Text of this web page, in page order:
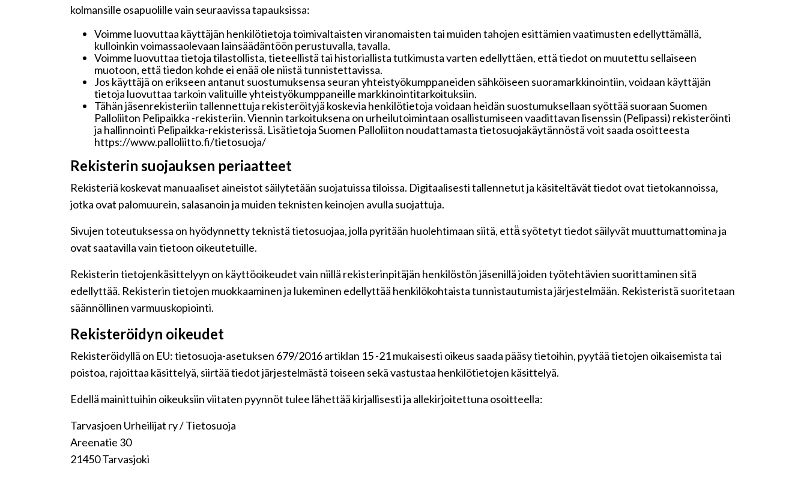
kolmansille osapuolille vain seuraavissa tapauksissa:
Voimme luovuttaa käyttäjän henkilötietoja toimivaltaisten viranomaisten tai muiden tahojen esittämien vaatimusten edellyttämällä,
kulloinkin voimassaolevaan lainsäädäntöön perustuvalla, tavalla.
Voimme luovuttaa tietoja tilastollista, tieteellistä tai historiallista tutkimusta varten edellyttäen, että tiedot on muutettu sellaiseen
muotoon, että tiedon kohde ei enää ole niistä tunnistettavissa.
Jos käyttäjä on erikseen antanut suostumuksensa seuran yhteistyökumppaneiden sähköiseen suoramarkkinointiin, voidaan käyttäjän
tietoja luovuttaa tarkoin valituille yhteistyökumppaneille markkinointitarkoituksiin.
Tähän jäsenrekisteriin tallennettuja rekisteröityjä koskevia henkilötietoja voidaan heidän suostumuksellaan syöttää suoraan Suomen
Palloliiton Pelipaikka -rekisteriin. Viennin tarkoituksena on urheilutoimintaan osallistumiseen vaadittavan lisenssin (Pelipassi) rekisteröinti
ja hallinnointi Pelipaikka-rekisterissä. Lisätietoja Suomen Palloliiton noudattamasta tietosuojakäytännöstä voit saada osoitteesta
https://www.palloliitto.fi/tietosuoja/
Rekisterin suojauksen periaatteet
Rekisteriä koskevat manuaaliset aineistot säilytetään suojatuissa tiloissa. Digitaalisesti tallennetut ja käsiteltävät tiedot ovat tietokannoissa,
jotka ovat palomuurein, salasanoin ja muiden teknisten keinojen avulla suojattuja.
Sivujen toteutuksessa on hyödynnetty teknistä tietosuojaa, jolla pyritään huolehtimaan siitä, että̈ syötetyt tiedot säilyvät muuttumattomina ja
ovat saatavilla vain tietoon oikeutetuille.
Rekisterin tietojenkäsittelyyn on käyttöoikeudet vain niillä rekisterinpitäjän henkilöstön jäsenillä joiden työtehtävien suorittaminen sitä
edellyttää. Rekisterin tietojen muokkaaminen ja lukeminen edellyttää henkilökohtaista tunnistautumista järjestelmään. Rekisteristä suoritetaan
säännöllinen varmuuskopiointi.
Rekisteröidyn oikeudet
Rekisteröidyllä on EU: tietosuoja-asetuksen 679/2016 artiklan 15 -21 mukaisesti oikeus saada pääsy tietoihin, pyytää tietojen oikaisemista tai
poistoa, rajoittaa käsittelyä, siirtää tiedot järjestelmästä toiseen sekä vastustaa henkilötietojen käsittelyä.
Edellä mainittuihin oikeuksiin viitaten pyynnöt tulee lähettää kirjallisesti ja allekirjoitettuna osoitteella:
Tarvasjoen Urheilijat ry / Tietosuoja
Areenatie 30
21450 Tarvasjoki